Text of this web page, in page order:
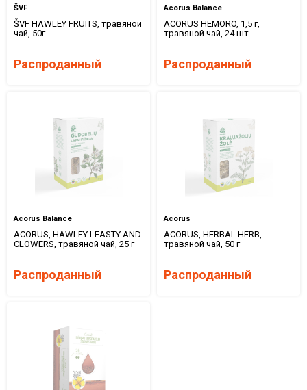
ŠVF
ŠVF HAWLEY FRUITS, травяной
чай, 50г
Распроданный
Acorus Balance
ACORUS HEMORO, 1,5 г,
травяной чай, 24 шт.
Распроданный
Acorus Balance
ACORUS, HAWLEY LEASTY AND
CLOWERS, травяной чай, 25 г
Распроданный
Acorus
ACORUS, HERBAL HERB,
травяной чай, 50 г
Распроданный